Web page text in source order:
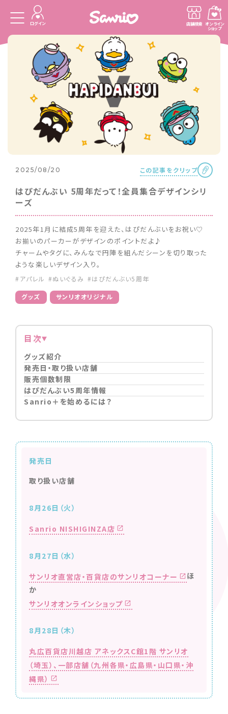
ログイン 店舗検索 オンライン
ショップ
2025/08/20 この記事をクリップ
はぴだんぶい 5周年だって！全員集合デザインシリ
ーズ
2025年1月に結成5周年を迎えた、はぴだんぶいをお祝い♡
お揃いのパーカーがデザインのポイントだよ♪
チャームやタグに、みんなで円陣を組んだシーンを切り取った
ような楽しいデザイン入り。
#アパレル #ぬいぐるみ #はぴだんぶい5周年
グッズ サンリオオリジナル
目次
グッズ紹介
発売日・取り扱い店舗
販売個数制限
はぴだんぶい5周年情報
Sanrio＋を始めるには？
発売日
取り扱い店舗
8月26日（火）
Sanrio NISHIGINZA店
8月27日（水）
サンリオ直営店・百貨店のサンリオコーナー
ほ
か
サンリオオンラインショップ
8月28日（木）
丸広百貨店川越店 アネックスC館1階 サンリオ
（埼玉）、 一部店舗（九州各県・広島県・山口県・沖
縄県）